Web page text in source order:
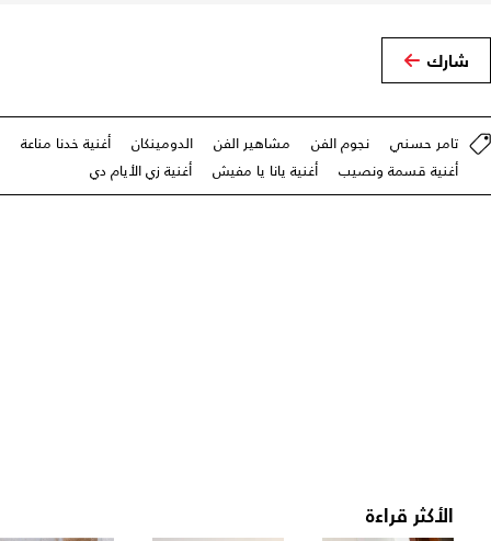
شارك
تامر حسني نجوم الفن مشاهير الفن الدومينكان
أغنية خدنا مناعة
أغنية قسمة ونصيب
أغنية يانا يا مفيش أغنية زي الأيام دي
الأكثر قراءة